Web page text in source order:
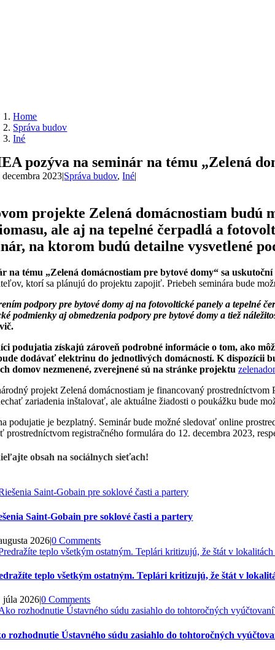
Home
Správa budov
Iné
pozýva na seminár na tému „Zelená
decembra 2023|Správa budov,Iné|
projekte Zelená domácnostiam
ale aj na tepelné čerpadlá a
na ktorom budú detailne vysvetlené
na tému „Zelená domácnostiam pre bytové domy“ sa
ktorí sa plánujú do projektu zapojiť. Priebeh seminára bude
podpory pre bytové domy aj na fotovoltické panely a tepelné
podmienky aj obmedzenia podpory pre bytové domy a tiež
podujatia získajú zároveň podrobné informácie o tom, ako
dodávať elektrinu do jednotlivých domácností. K dispozícii
domov nezmenené, zverejnené sú na stránke projektu
projekt Zelená domácnostiam je financovaný
zariadenia inštalovať, ale aktuálne žiadosti o poukážku bude
podujatie je bezplatný. Seminár bude možné sledovať online
prostredníctvom registračného formulára do 12. decembra 2023,
obsah na sociálnych sieťach!
Saint-Gobain pre soklové časti a partery
2026|0 Comments
teplo všetkým ostatným. Teplári kritizujú, že štát v
júla 2026|0 Comments
rozhodnutie Ústavného súdu zasiahlo do tohtoročných